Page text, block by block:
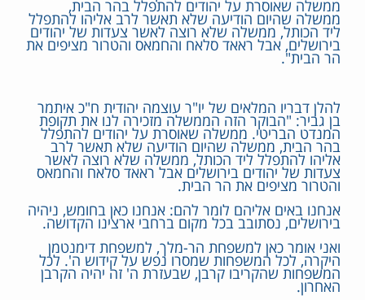
ממשלה שאוסרת על יהודים להתפלל בהר הבית,
ממשלה שהיום הודיעה שלא תאשר לרב אליהו להתפלל
ליד הכותל, ממשלה שלא רוצה לאשר צעדות של יהודים
בירושלים, אבל ראאד סלאח והחמאס והטרור מציפים את
הר הבית".
להלן דבריו המלאים של יו"ר עוצמה יהודית ח"כ איתמר
בן גביר: "הבוקר הזה הממשלה מזכירה לנו את תקופת
המנדט הבריטי. ממשלה שאוסרת על יהודים להתפלל
בהר הבית, ממשלה שהיום הודיעה שלא תאשר לרב
אליהו להתפלל ליד הכותל, ממשלה שלא רוצה לאשר
צעדות של יהודים בירושלים אבל ראאד סלאח והחמאס
והטרור מציפים את הר הבית.
אנחנו באים אליהם לומר להם: אנחנו כאן בחומש, ניהיה
בירושלים, נסתובב בכל מקום ברחבי ארצינו הקדושה.
ואני אומר כאן למשפחת הר-מלך, למשפחת דימנטמן
היקרה, לכל המשפחות שמסרו נפש על קידוש ה'. לכל
המשפחות שהקריבו קרבן, שבעזרת ה' זה יהיה הקרבן
האחרון.